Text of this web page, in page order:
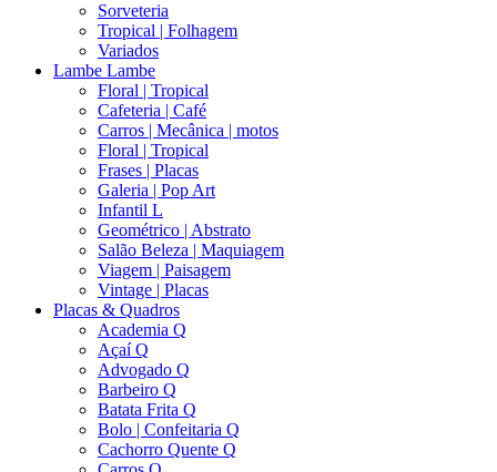
Sorveteria
Tropical | Folhagem
Variados
Lambe Lambe
Floral | Tropical
Cafeteria | Café
Carros | Mecânica | motos
Floral | Tropical
Frases | Placas
Galeria | Pop Art
Infantil L
Geométrico | Abstrato
Salão Beleza | Maquiagem
Viagem | Paisagem
Vintage | Placas
Placas & Quadros
Academia Q
Açaí Q
Advogado Q
Barbeiro Q
Batata Frita Q
Bolo | Confeitaria Q
Cachorro Quente Q